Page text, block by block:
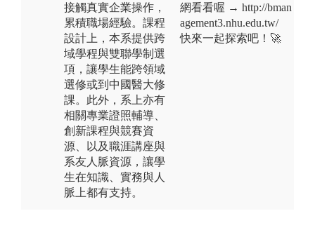
接觸真實企業操作，
累積職場經驗。課程
設計上，本系提供跨
域學程與雙聯學制選
項，讓學生能跨領域
選修或到中國醫大修
課。此外，系上亦有
相關專業證照輔導、
創新課程與競賽資
源、以及職涯講座與
系友人脈資源，讓學
生在知識、實務與人
脈上都有支持。
網看看喔 → http://bman
agement3.nhu.edu.tw/
快來一起探索吧！🚀